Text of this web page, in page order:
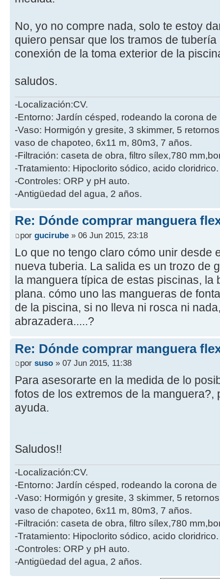
No, yo no compre nada, solo te estoy
quiero pensar que los tramos de
conexión de la toma exterior de la
saludos.
-Localización:CV.
-Entorno: Jardín césped, rodeando la corona
-Vaso: Hormigón y gresite, 3 skimmer, 5
vaso de chapoteo, 6x11 m, 80m3, 7 años.
-Filtración: caseta de obra, filtro sílex,780
-Tratamiento: Hipoclorito sódico, acido cloridrico.
-Controles: ORP y pH auto.
-Antigüedad del agua, 2 años.
Re: Dónde comprar manguera
por gucirube » 06 Jun 2015, 23:18
Lo que no tengo claro cómo unir desde
nueva tuberia. La salida es un trozo de
la manguera típica de estas piscinas, la
plana. cómo uno las mangueras de
de la piscina, si no lleva ni rosca ni
abrazadera.....?
Re: Dónde comprar manguera
por suso » 07 Jun 2015, 11:38
Para asesorarte en la medida de lo
fotos de los extremos de la manguera?,
ayuda.
Saludos!!
-Localización:CV.
-Entorno: Jardín césped, rodeando la corona
-Vaso: Hormigón y gresite, 3 skimmer, 5
vaso de chapoteo, 6x11 m, 80m3, 7 años.
-Filtración: caseta de obra, filtro sílex,780
-Tratamiento: Hipoclorito sódico, acido cloridrico.
-Controles: ORP y pH auto.
-Antigüedad del agua, 2 años.